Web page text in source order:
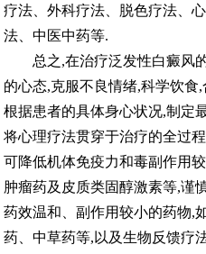
疗法、外科疗法、脱色疗法、
法、中医中药等.
总之,在治疗泛发性白癜风的
的心态,克服不良情绪,科学饮食
根据患者的具体身心状况,制定
将心理疗法贯穿于治疗的全过
可降低机体免疫力和毒副作用
肿瘤药及皮质类固醇激素等,谨
药效温和、副作用较小的药物,
药、中草药等,以及生物反馈疗